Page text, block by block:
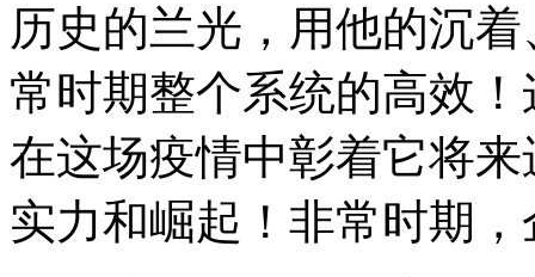
历史的兰光，用他的沉
常时期整个系统的高效
在这场疫情中彰着它将
实力和崛起！非常时期